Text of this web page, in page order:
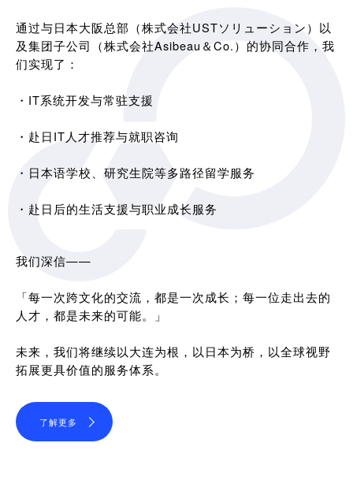
通过与日本大阪总部（株式会社USTソリューション）以
及集团子公司（株式会社Asibeau＆Co.）的协同合作，我
们实现了：
・IT系统开发与常驻支援
・赴日IT人才推荐与就职咨询
・日本语学校、研究生院等多路径留学服务
・赴日后的生活支援与职业成长服务
我们深信——
「每一次跨文化的交流，都是一次成长；每一位走出去的
人才，都是未来的可能。」
未来，我们将继续以大连为根，以日本为桥，以全球视野
拓展更具价值的服务体系。
了解更多